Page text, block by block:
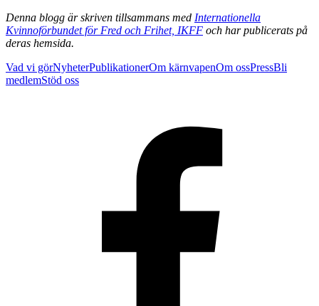
Denna blogg är skriven tillsammans med Internationella
Kvinnoförbundet för Fred och Frihet, IKFF och har publicerats på
deras hemsida.
Vad vi görNyheterPublikationerOm kärnvapenOm ossPressBli
medlemStöd oss